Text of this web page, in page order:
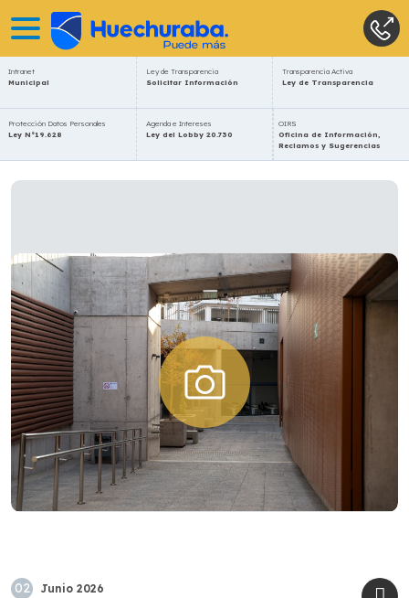
Intranet
Municipal
Ley de Transparencia
Solicitar Información
Transparencia Activa
Ley de Transparencia
Protección Datos Personales
Ley N°19.628
Agenda e Intereses
Ley del Lobby 20.730
OIRS
Oficina de Información,
Reclamos y Sugerencias
02 Junio 2026